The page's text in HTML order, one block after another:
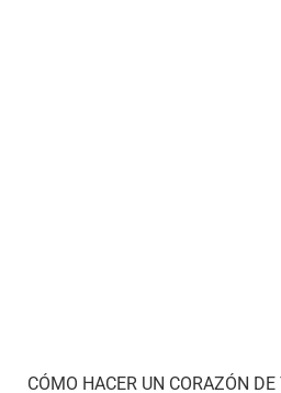
CÓMO HACER UN CORAZÓN